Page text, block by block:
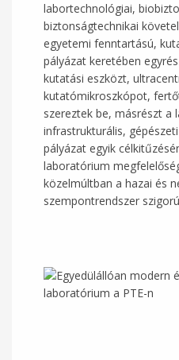
labortechnológiai,
biztonságtechnikai
egyetemi fenntartású,
pályázat keretében
kutatási eszközt,
kutatómikroszkópot,
szereztek be, másrészt a
infrastrukturális,
pályázat egyik
laboratórium
közelmúltban a hazai és
szempontrendszer